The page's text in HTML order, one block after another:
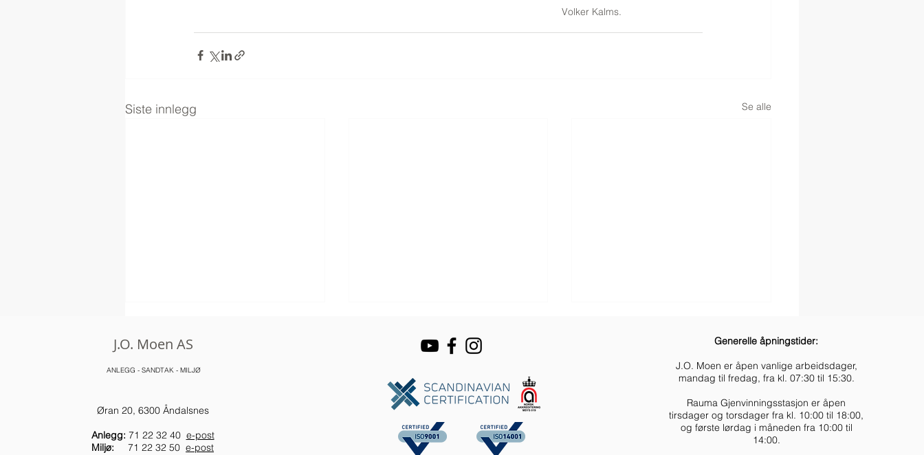
Volker Kalms.
Siste innlegg Se alle
Refusjonsordningen for
Skreddervegen i
J.O. Moen AS
ANLEGG - SANDTAK - MILJØ
Øran 20, 6300 Åndalsnes
Anlegg: 71 22 32 40 e-post
Miljø: 71 22 32 50e-post
Generelle åpningstider:
J.O. Moen er åpen vanlige arbeidsdager,
mandag til fredag, fra kl. 07:30 til 15:30.
Rauma Gjenvinningsstasjon er åpen
tirsdager og torsdager fra kl. 10:00 til 18:00,
og første lørdag i måneden fra 10:00 til
14:00.